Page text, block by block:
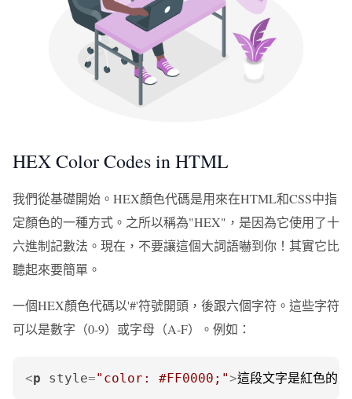
HEX Color Codes in HTML
我們從基礎開始。HEX顏色代碼是用來在HTML和CSS中指
定顏色的一種方式。之所以稱為"HEX"，是因為它使用了十
六進制記數法。現在，不要讓這個大詞語嚇到你！其實它比
聽起來要簡單。
一個HEX顏色代碼以'#'符號開頭，後跟六個字符。這些字符
可以是數字（0-9）或字母（A-F）。例如：
<p style="color: #FF0000;">這段文字是紅色的！